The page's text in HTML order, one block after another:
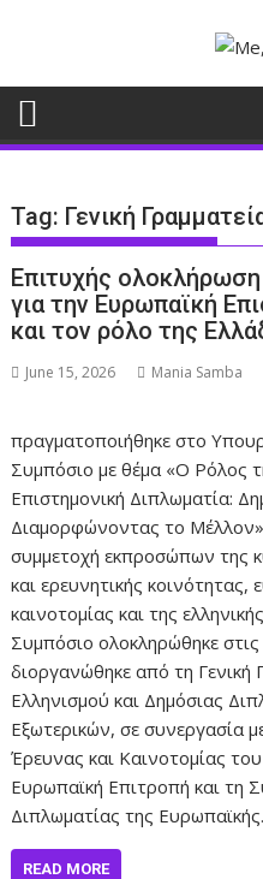
Tag: Γενική
Επιτυχής
για την Ευρωπαϊκή
και τον ρόλο της
June 15, 2026 Mania Samba
πραγματοποιήθηκε στο
Συμπόσιο με θέμα «Ο Ρόλος
Επιστημονική Διπλωματία:
Διαμορφώνοντας το
συμμετοχή εκπροσώπων της
και ερευνητικής
καινοτομίας και της
Συμπόσιο ολοκληρώθηκε
διοργανώθηκε από τη Γενική
Ελληνισμού και Δημόσιας
Εξωτερικών, σε συνεργασία
Έρευνας και Καινοτομίας
Ευρωπαϊκή Επιτροπή και τη
Διπλωματίας της
READ MORE